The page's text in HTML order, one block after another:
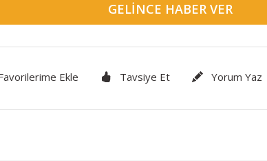
GELINCE HABER VER
Tavsiye Et Yorum Yaz